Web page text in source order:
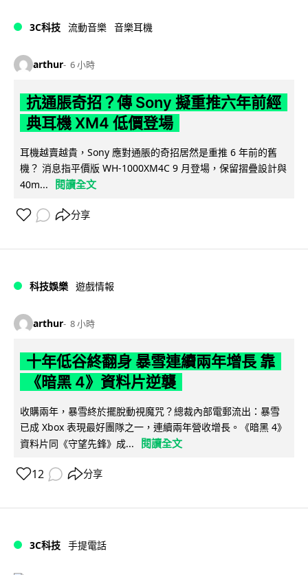
3C科技 流動音樂 音樂耳機
arthur 6 小時
抗通脹奇招？傳 Sony 擬重推六年前經
典耳機 XM4 低價登場
耳機越賣越貴，Sony 應對通脹的奇招居然是重推 6 年前的舊
機？ 消息指平價版 WH-1000XM4C 9 月登場，保留摺疊設計與
40m...
閱讀全文
分享
科技娛樂 遊戲情報
arthur 8 小時
十年低谷終翻身 暴雪連續兩年增長 靠
《暗黑 4》資料片逆襲
收購兩年，暴雪終於擺脫動視魔咒？總裁內部電郵流出：暴雪
已成 Xbox 表現最好團隊之一，連續兩年營收增長。《暗黑 4》
資料片同《守望先鋒》成...
閱讀全文
12 分享
3C科技 手提電話